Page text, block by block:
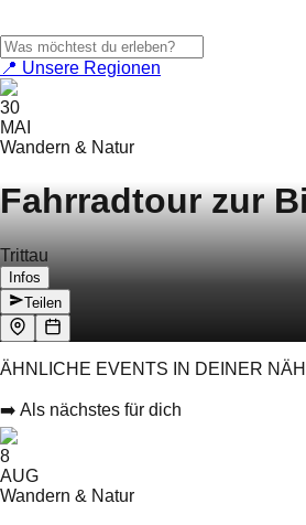
📍 Unsere Regionen
30
MAI
Wandern & Natur
Fahrradtour zur
Trittau
Infos
Teilen
ÄHNLICHE EVENTS IN DEINER
➡️ Als nächstes für dich
8
AUG
Wandern & Natur